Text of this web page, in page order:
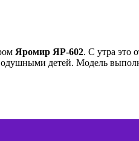
Яромир ЯР-602. С утра это
детей. Модель